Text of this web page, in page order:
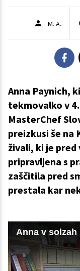
M. A.
Anna Paynich,
tekmovalko v
MasterChef
preizkusi še na
živali, ki je pred
pripravljena s
zaščitila pred
prestala kar
Anna v